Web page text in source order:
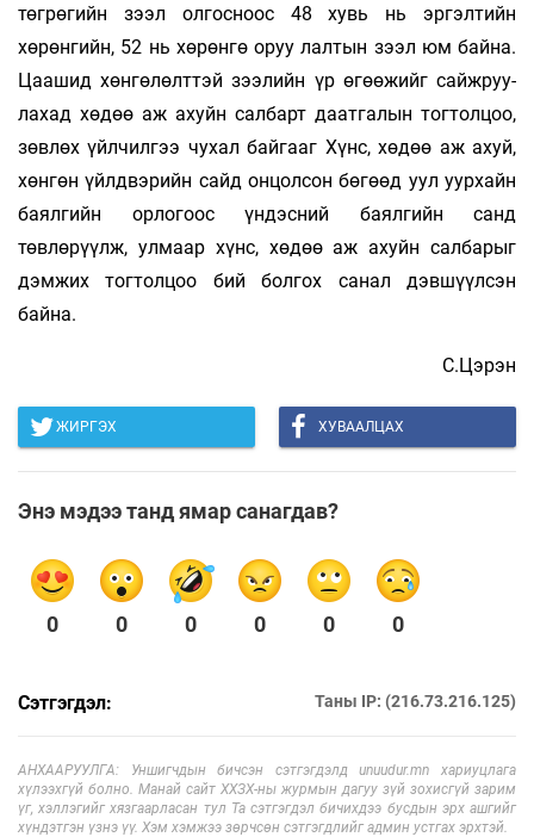
төгрөгийн зээл олгосноос 48 хувь нь эргэл­тийн
хөрөнгийн, 52 нь хөрөнгө оруу­­ лалтын зээл юм байна.
Цаашид хөн­гө­лөлттэй зээлийн үр өгөөжийг сайж­руу­
ла­хад хөдөө аж ахуйн салбарт даатгалын тогтолцоо,
зөвлөх үйлчилгээ чухал байгааг Хүнс, хөдөө аж ахуй,
хөнгөн үйлдвэрийн сайд онцолсон бөгөөд уул уурхайн
баялгийн орлогоос үндэсний баялгийн санд
төвлөрүүлж, улмаар хүнс, хөдөө аж ахуйн салбарыг
дэмжих тогтолцоо бий болгох санал дэвшүүлсэн
байна.
С.Цэрэн
ЖИРГЭХ ХУВААЛЦАХ
Энэ мэдээ танд ямар санагдав?
0 0 0 0 0 0
Сэтгэгдэл: Таны IP: (216.73.216.125)
АНХААРУУЛГА: Уншигчдын бичсэн сэтгэгдэлд unuudur.mn хариуцлага
хүлээхгүй болно. Манай сайт ХХЗХ-ны журмын дагуу зүй зохисгүй зарим
үг, хэллэгийг хязгаарласан тул Та сэтгэгдэл бичихдээ бусдын эрх ашгийг
хүндэтгэн үзнэ үү. Хэм хэмжээ зөрчсөн сэтгэгдлийг админ устгах эрхтэй.